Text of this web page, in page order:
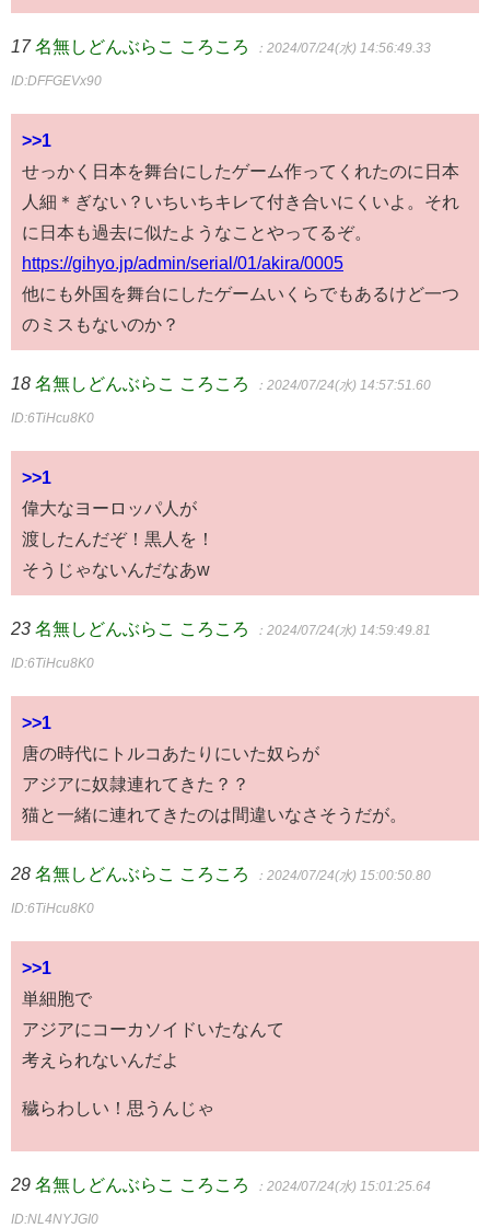
17 名無しどんぶらこ ころころ ：2024/07/24(水) 14:56:49.33
ID:DFFGEVx90
>>1
せっかく日本を舞台にしたゲーム作ってくれたのに日本
人細＊ぎない？いちいちキレて付き合いにくいよ。それ
に日本も過去に似たようなことやってるぞ。
https://gihyo.jp/admin/serial/01/akira/0005
他にも外国を舞台にしたゲームいくらでもあるけど一つ
のミスもないのか？
18 名無しどんぶらこ ころころ ：2024/07/24(水) 14:57:51.60
ID:6TiHcu8K0
>>1
偉大なヨーロッパ人が
渡したんだぞ！黒人を！
そうじゃないんだなあw
23 名無しどんぶらこ ころころ ：2024/07/24(水) 14:59:49.81
ID:6TiHcu8K0
>>1
唐の時代にトルコあたりにいた奴らが
アジアに奴隷連れてきた？？
猫と一緒に連れてきたのは間違いなさそうだが。
28 名無しどんぶらこ ころころ ：2024/07/24(水) 15:00:50.80
ID:6TiHcu8K0
>>1
単細胞で
アジアにコーカソイドいたなんて
考えられないんだよ
穢らわしい！思うんじゃ
29 名無しどんぶらこ ころころ ：2024/07/24(水) 15:01:25.64
ID:NL4NYJGI0